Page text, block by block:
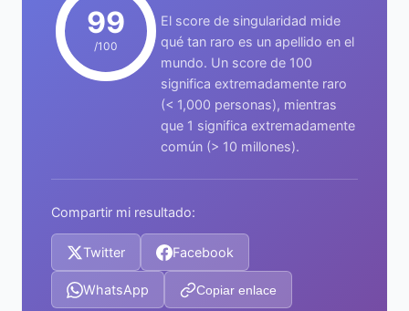
99
/100
El score de singularidad mide
qué tan raro es un apellido en el
mundo. Un score de 100
significa extremadamente raro
(< 1,000 personas), mientras
que 1 significa extremadamente
común (> 10 millones).
Compartir mi resultado:
Twitter Facebook
WhatsApp Copiar enlace